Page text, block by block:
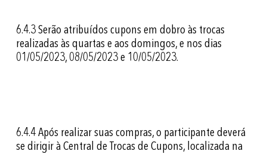
6.4.3Serão atribuídos cupons em dobro às trocas
realizadas às quartas e aos domingos, e nos dias
01/05/2023, 08/05/2023 e 10/05/2023.
6.4.4Após realizar suas compras, o participante deverá
se dirigir à Central de Trocas de Cupons, localizada na